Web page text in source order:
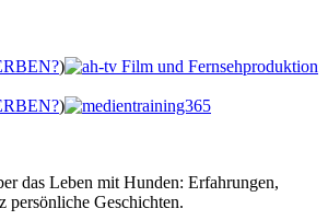
)
)
das Leben mit Hunden: Erfahrungen,
persönliche Geschichten.